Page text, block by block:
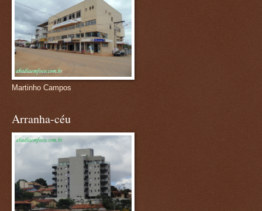
Martinho Campos
Arranha-céu